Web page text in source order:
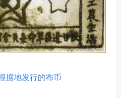
据地发行的布币